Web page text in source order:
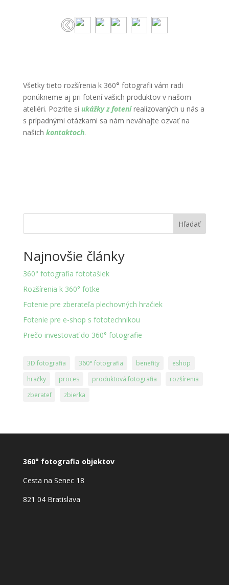
Všetky tieto rozšírenia k 360° fotografii vám radi
ponúkneme aj pri fotení vašich produktov v našom
ateliéri. Pozrite si ukážky z fotenírealizovaných u nás a
s prípadnými otázkami sa nám neváhajte ozvať na
našich kontaktoch.
Hľadať
Najnovšie články
360° fotografia fototašiek
Rozšírenia k 360° fotke
Fotenie pre zberateľa plechovných hračiek
Fotenie pre e-shop s fototechnikou
Prečo investovať do 360° fotografie
3D fotografia 360° fotografia benefity
eshop
hračky
proces produktová fotografia
rozšírenia
zberateľ
zbierka
360° fotografia objektov
Cesta na Senec 18
821 04 Bratislava